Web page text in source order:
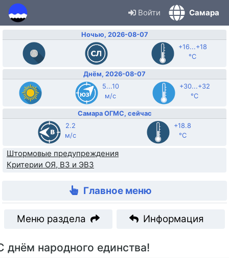
Войти Самара
Ночью, 2026-08-07
+16...+18
°C
Днём, 2026-08-07
5...10
м/с
+30...+32
°C
Самара ОГМС, сейчас
2.2
м/с
+18.8
°C
Штормовые предупреждения
Критерии ОЯ, ВЗ и ЭВЗ
Главное меню
Меню раздела Информация
днём народного единства!